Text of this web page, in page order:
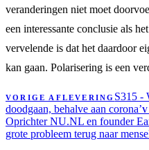
veranderingen niet moet
een interessante conclusie als
vervelende is dat het daardoor
kan gaan. Polarisering is een
VORIGE AFLEVERING S315 -
doodgaan, behalve aan corona’
Oprichter NU.NL en founder
grote probleem terug naar